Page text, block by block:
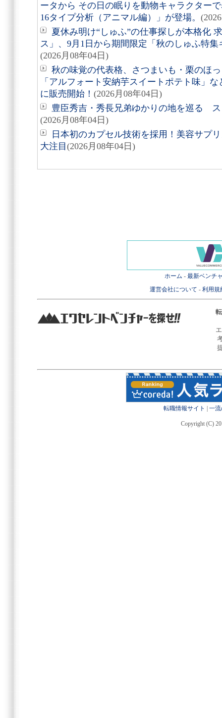
ータから その日の眠りを動物キャラクター
16タイプ分析（アニマル編）」が登場。
夏休み明け“しゅふ”の仕事探しが本格化
ス」、9月1日から期間限定「秋のしゅふ特
(2026月08年04日)
秋の味覚の代表格、さつまいも・栗のほ
「アルフォート安納芋スイートポテト味」
に販売開始！ (2026月08年04日)
豊臣秀吉・秀長兄弟ゆかりの地を巡る
(2026月08年04日)
日本初のカプセル技術を採用！美容サプ
大注目 (2026月08年04日)
ホーム - 最新ベンチ
運営会社について - 利用規
転職情報サイト 一
Copyright (C)